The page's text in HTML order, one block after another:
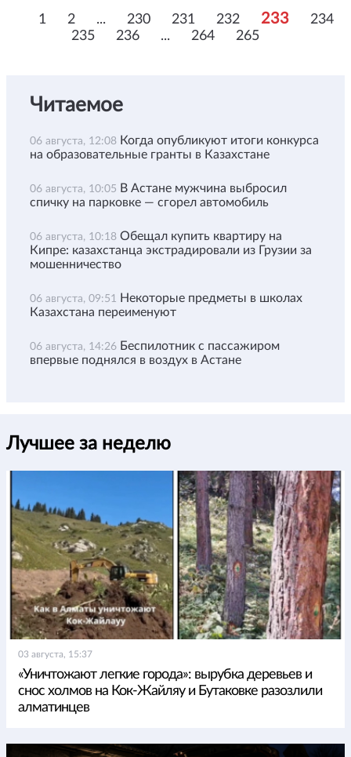
1 2 ... 230 231 232 233
234
235
236 ... 264 265
Читаемое
06 августа, 12:08 Когда опубликуют итоги конкурса
на образовательные гранты в Казахстане
06 августа, 10:05 В Астане мужчина выбросил
спичку на парковке — сгорел автомобиль
06 августа, 10:18 Обещал купить квартиру на
Кипре: казахстанца экстрадировали из Грузии за
мошенничество
06 августа, 09:51
Некоторые предметы в школах
Казахстана переименуют
06 августа, 14:26 Беспилотник с пассажиром
впервые поднялся в воздух в Астане
Лучшее за неделю
03 августа, 15:37
«Уничтожают легкие города»: вырубка деревьев и
снос холмов на Кок-Жайляу и Бутаковке разозлили
алматинцев